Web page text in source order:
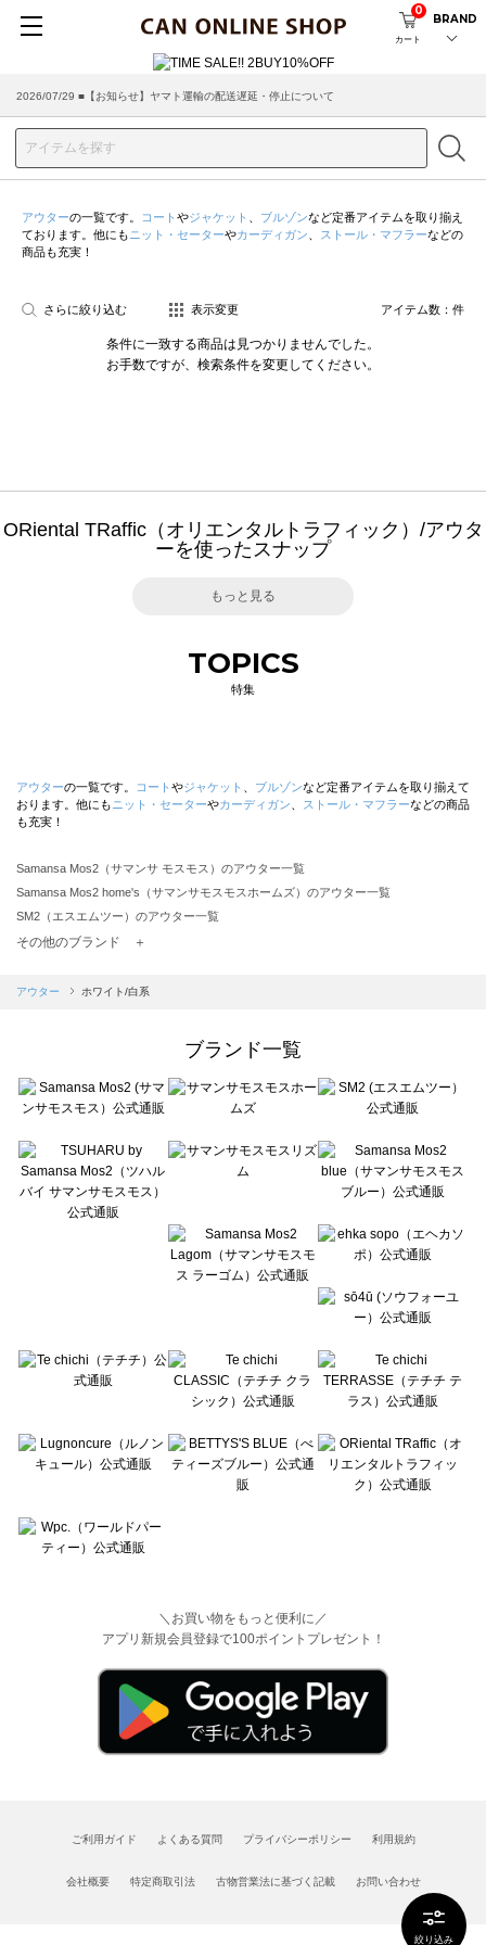
カート
0
BRAND
2026/07/29 ■【お知らせ】ヤマト運輸の配送遅延・停止について
絞り込み
アウターの一覧です。 コート やジャケット ブルゾンなど定番アイテムを取り揃え
ております。他にも ニット・セーターやカーディガン ストール・マフラーなどの
商品も充実！
さらに絞り込む 表示変更 アイテム数： 件
条件に一致する商品は見つかりませんでした。
お手数ですが、検索条件を変更してください。
ORiental TRaffic（オリエンタルトラフィック）/アウタ
ーを使ったスナップ
もっと見る
TOPICS
特集
アウターの一覧です。 コート やジャケット ブルゾンなど定番アイテムを取り揃えて
おります。他にも ニット・セーターやカーディガン ストール・マフラーなどの商品
も充実！
Samansa Mos2（サマンサ モスモス）のアウター一覧
Samansa Mos2 home's（サマンサモスモスホームズ）のアウター一覧
SM2（エスエムツー）のアウター一覧
TSUHARU by Samansa Mos2（ツハルバイサマンサモスモス）のアウター一覧
Samansa Mos2 blue（サマンサモスモス ブルー）のアウター一覧
sō4ū（ソウフォーユー）のアウター一覧
Te chichi（テチチ）のアウター一覧
Te chichi CLASSIC（テチチ クラシック）のアウター一覧
Lugnoncure（ルノンキュール）のアウター一覧
BETTY'S BLUE（べティーズブルー）のアウター一覧
Wpc.（ワールドパーティー）のアウター一覧
その他のブランド ＋
アウター ホワイト/白系
ブランド一覧
＼お買い物をもっと便利に／
アプリ新規会員登録で100ポイントプレゼント！
ご利用ガイド よくある質問 プライバシーポリシー 利用規約
会社概要 特定商取引法 古物営業法に基づく記載 お問い合わせ